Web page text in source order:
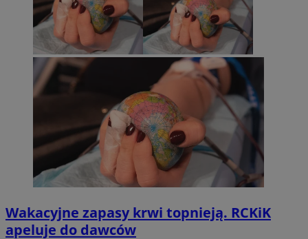
Wakacyjne zapasy krwi topnieją. RCKiK
apeluje do dawców